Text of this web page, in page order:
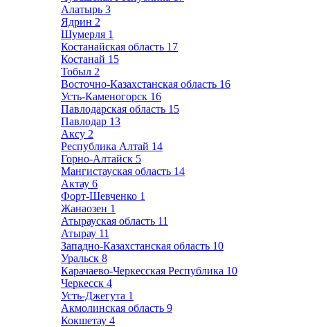
Алатырь 3
Ядрин 2
Шумерля 1
Костанайская область 17
Костанай 15
Тобыл 2
Восточно-Казахстанская область 16
Усть-Каменогорск 16
Павлодарская область 15
Павлодар 13
Аксу 2
Республика Алтай 14
Горно-Алтайск 5
Мангистауская область 14
Актау 6
Форт-Шевченко 1
Жанаозен 1
Атырауская область 11
Атырау 11
Западно-Казахстанская область 10
Уральск 8
Карачаево-Черкесская Республика 10
Черкесск 4
Усть-Джегута 1
Акмолинская область 9
Кокшетау 4